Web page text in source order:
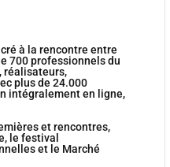
à la rencontre entre
700 professionnels du
réalisateurs,
plus de 24.000
intégralement en ligne,
et rencontres,
le festival
et le Marché